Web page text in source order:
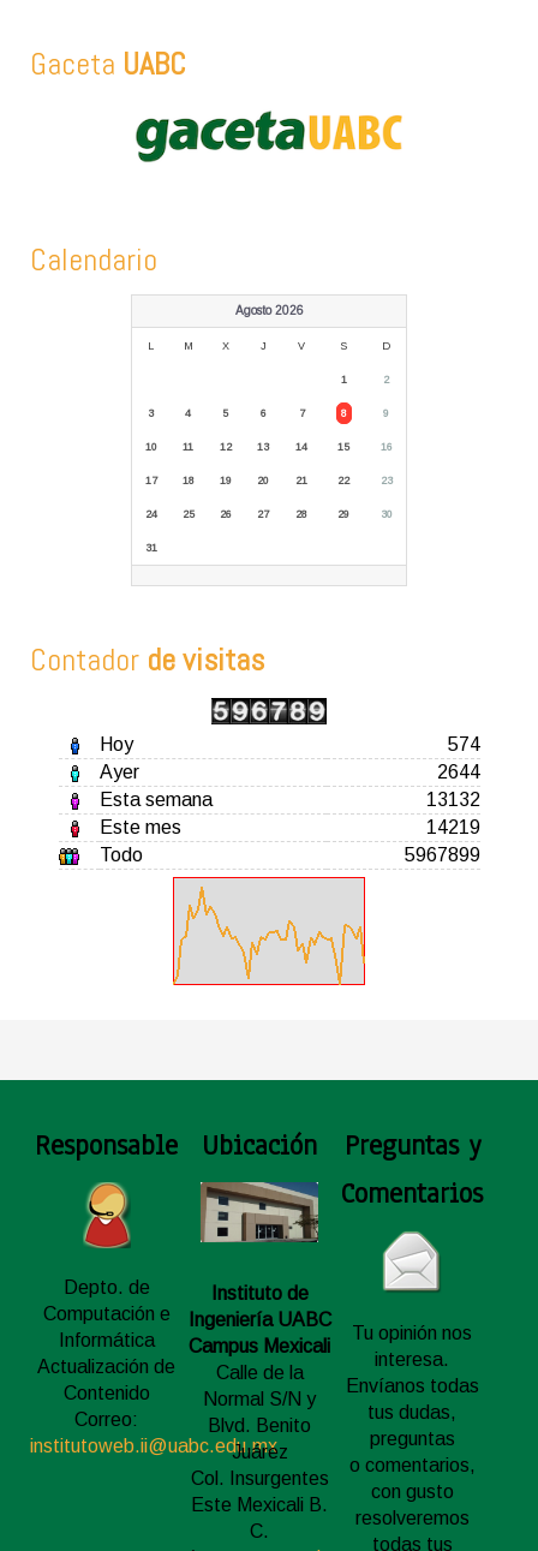
Gaceta UABC
Calendario
Agosto 2026
L M X J V S D
1 2
3 4 5 6 7 8 9
10 11 12 13 14 15 16
17 18 19 20 21 22 23
24 25 26 27 28 29 30
31
Contador de visitas
Hoy
574
Ayer
2644
Esta semana
13132
Este mes
14219
Todo
5967899
Responsable
Depto. de
Computación e
Informática
Actualización de
Contenido
Correo:
institutoweb.ii@uabc.edu.mx
Ubicación
Instituto de
Ingeniería UABC
Campus Mexicali
Calle de la
Normal S/N y
Blvd. Benito
Juárez
Col. Insurgentes
Este Mexicali B.
C.
Preguntas y
Comentarios
Tu opinión nos
interesa.
Envíanos todas
tus dudas,
preguntas
o comentarios,
con gusto
resolveremos
todas tus